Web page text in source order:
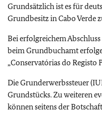
Grundsätzlich ist es für
Grundbesitz in Cabo Verde
Bei erfolgreichem
beim Grundbuchamt
„Conservatórias do Registo
Die Grunderwerbssteuer
Grundstücks. Zu weiteren
können seitens der